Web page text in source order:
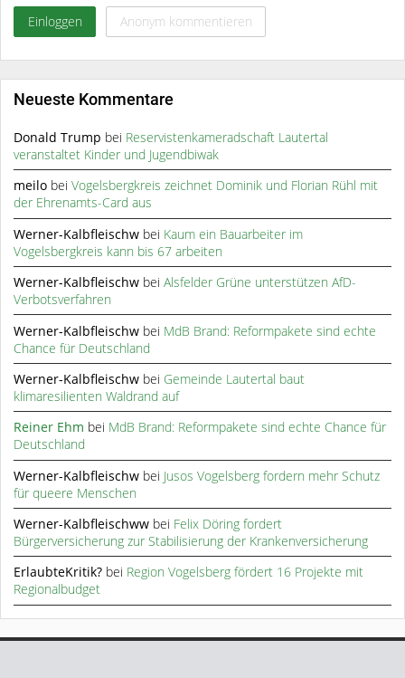
Einloggen Anonym kommentieren
Neueste Kommentare
Donald Trump bei Reservistenkameradschaft Lautertal
veranstaltet Kinder und Jugendbiwak
meilo beiVogelsbergkreis zeichnet Dominik und Florian Rühl mit
der Ehrenamts-Card aus
Werner-Kalbfleischw bei Kaum ein Bauarbeiter im
Vogelsbergkreis kann bis 67 arbeiten
Werner-Kalbfleischw beiAlsfelder Grüne unterstützen AfD-
Verbotsverfahren
Werner-Kalbfleischw bei MdB Brand: Reformpakete sind echte
Chance für Deutschland
Werner-Kalbfleischw bei Gemeinde Lautertal baut
klimaresilienten Waldrand auf
Reiner Ehm bei MdB Brand: Reformpakete sind echte Chance für
Deutschland
Werner-Kalbfleischw bei Jusos Vogelsberg fordern mehr Schutz
für queere Menschen
Werner-Kalbfleischww bei Felix Döring fordert
Bürgerversicherung zur Stabilisierung der Krankenversicherung
ErlaubteKritik? bei Region Vogelsberg fördert 16 Projekte mit
Regionalbudget